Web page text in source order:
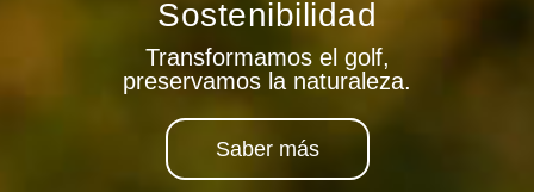
Sostenibilidad
Transformamos el golf,
preservamos la naturaleza.
Saber más